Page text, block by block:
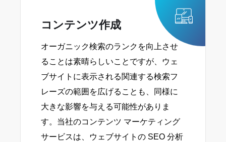
コンテンツ作成
オーガニック検索のランクを向上させ
ることは素晴らしいことですが、ウェ
ブサイトに表示される関連する検索フ
レーズの範囲を広げることも、同様に
大きな影響を与える可能性がありま
す。当社のコンテンツ マーケティング
サービスは、ウェブサイトの SEO 分析